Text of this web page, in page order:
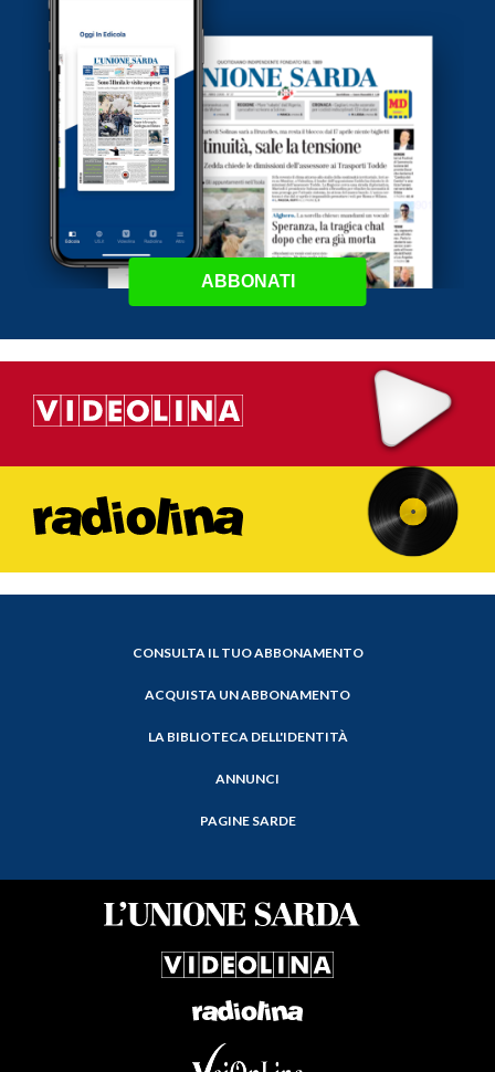
ABBONATI
CONSULTA IL TUO ABBONAMENTO
ACQUISTA UN ABBONAMENTO
LA BIBLIOTECA DELL'IDENTITÀ
ANNUNCI
PAGINE SARDE